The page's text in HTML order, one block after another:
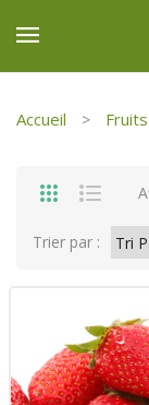
Accueil Fruits
Trier par :